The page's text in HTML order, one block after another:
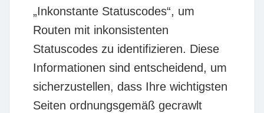
„Inkonstante Statuscodes“, um
Routen mit inkonsistenten
Statuscodes zu identifizieren. Diese
Informationen sind entscheidend, um
sicherzustellen, dass Ihre wichtigsten
Seiten ordnungsgemäß gecrawlt